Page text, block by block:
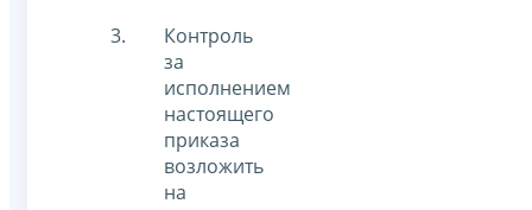
Контроль
за
исполнением
настоящего
приказа
возложить
на